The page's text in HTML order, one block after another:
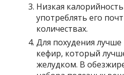
Низкая
употреблять его
количествах.
Для похудения лучше
кефир, который
желудком. В